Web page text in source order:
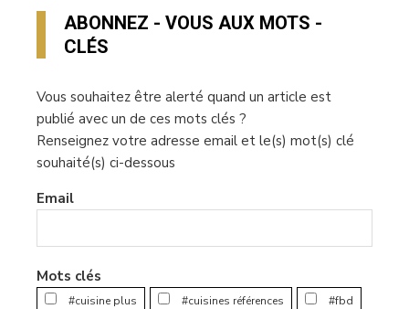
ABONNEZ - VOUS AUX MOTS -
CLÉS
Vous souhaitez être alerté quand un article est
publié avec un de ces mots clés ?
Renseignez votre adresse email et le(s) mot(s) clé
souhaité(s) ci-dessous
Email
Mots clés
#cuisine plus #cuisines références #fbd